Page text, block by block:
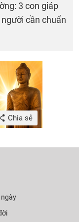
3 con giáp
cần chuẩn
Chia sẻ